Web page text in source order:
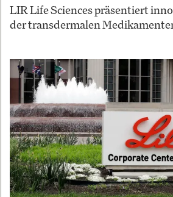
LIR Life Sciences präsentiert
der transdermalen